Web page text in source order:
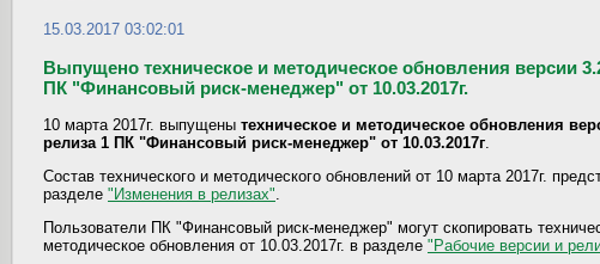
15.03.2017 03:02:01
Выпущено техническое и методическое обновления версии
ПК "Финансовый риск-менеджер" от 10.03.2017г.
10 марта 2017г. выпущены техническое и методическое обновления
релиза 1 ПК "Финансовый риск-менеджер" от 10.03.2017г
Состав технического и методического обновлений от 10 марта 2017г.
разделе "Изменения в релизах"
Пользователи ПК "Финансовый риск-менеджер" могут скопировать
методическое обновления от 10.03.2017г. в разделе "Рабочие версии и